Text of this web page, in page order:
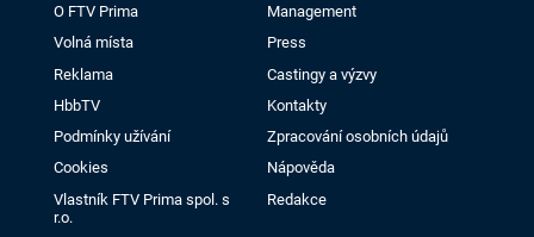
O FTV Prima
Management
Volná místa
Press
Reklama
Castingy a výzvy
HbbTV
Kontakty
Podmínky užívání
Zpracování osobních údajů
Cookies
Nápověda
Vlastník FTV Prima spol. s
r.o.
Redakce